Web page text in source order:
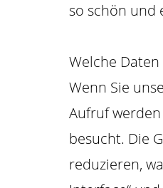
so schön und
Welche
Wenn Sie
Aufruf
besucht. Die
reduzieren,